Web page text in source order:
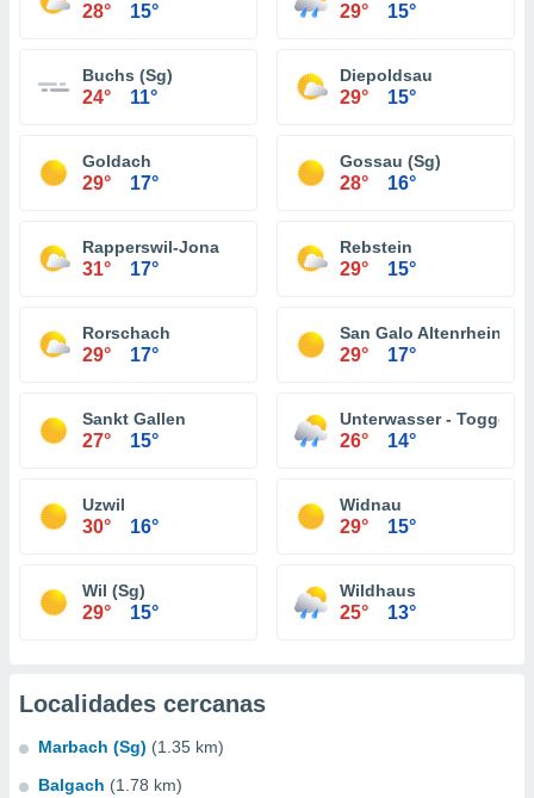
28° 15° 29° 15°
Buchs (Sg)
24° 11°
Diepoldsau
29° 15°
Goldach
29° 17°
Gossau (Sg)
28° 16°
Rapperswil-Jona
31° 17°
Rebstein
29° 15°
Rorschach
29° 17°
San Galo Altenrhein
29° 17°
Sankt Gallen
27° 15°
Unterwasser -
26° 14°
Uzwil
30° 16°
Widnau
29° 15°
Wil (Sg)
29° 15°
Wildhaus
25° 13°
Localidades cercanas
Marbach (Sg) (1.35 km)
Balgach (1.78 km)